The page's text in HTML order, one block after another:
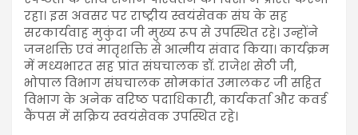
रहा। इस अवसर पर राष्ट्रीय स्वयंसेवक संघ के सह
सरकार्यवाह मुकुंदा जी मुख्य रूप से उपस्थित रहे। उन्होंने
जनशक्ति एवं मातृशक्ति से आत्मीय संवाद किया। कार्यक्रम
में मध्यभारत सह प्रांत संघचालक डॉ. राजेश सेठी जी,
भोपाल विभाग संघचालक सोमकांत उमालकर जी सहित
विभाग के अनेक वरिष्ठ पदाधिकारी, कार्यकर्ता और कवर्ड
कैंपस में सक्रिय स्वयंसेवक उपस्थित रहे।